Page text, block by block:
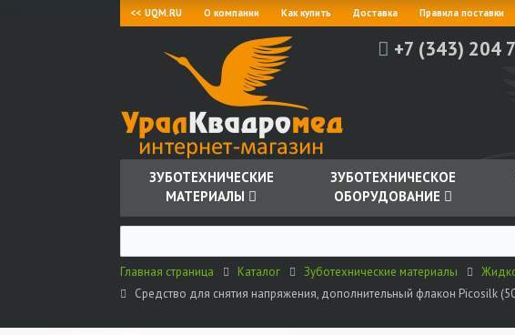
<< UQM.RU О компании Как купить Доставка Правила поставки
+7 (343) 204
ЗУБОТЕХНИЧЕСКИЕ
МАТЕРИАЛЫ
ЗУБОТЕХНИЧЕСКОЕ
ОБОРУДОВАНИЕ
Главная страница Каталог Зуботехнические материалы
Средство для снятия напряжения, дополнительный флакон Picosilk